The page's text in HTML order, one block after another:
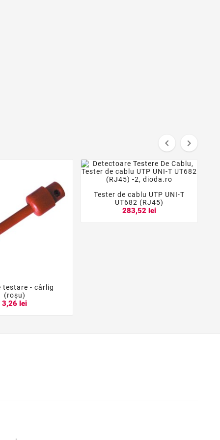
 

testare - cârlig
(roșu)
3,26 lei
  
Tester de cablu UTP UNI-T
UT682 (RJ45)
283,52 lei